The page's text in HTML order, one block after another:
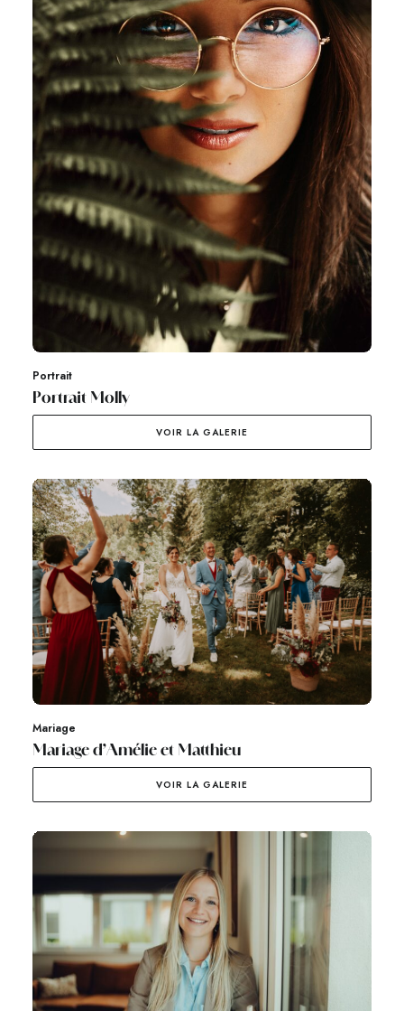
Portrait
Portrait Molly
VOIR LA GALERIE
Mariage
Mariage d’Amélie et Matthieu
VOIR LA GALERIE